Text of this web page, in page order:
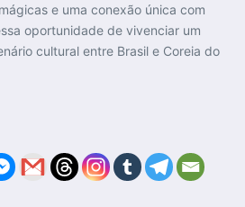
e uma conexão única com
oportunidade de vivenciar um
cultural entre Brasil e Coreia do